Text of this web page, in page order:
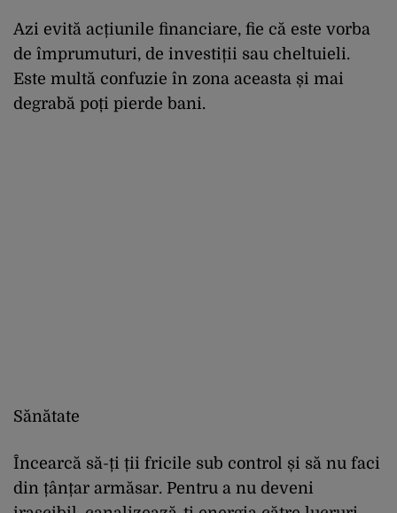
Azi evită acțiunile financiare, fie că este vorba
de împrumuturi, de investiții sau cheltuieli.
Este multă confuzie în zona aceasta și mai
degrabă poți pierde bani.
Sănătate
Încearcă să-ți ții fricile sub control și să nu faci
din țânțar armăsar. Pentru a nu deveni